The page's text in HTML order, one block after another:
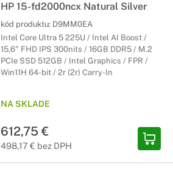
HP 15-fd2000ncx Natural Silver
kód produktu: D9MM0EA
Intel Core Ultra 5 225U / Intel AI Boost /
15,6" FHD IPS 300nits / 16GB DDR5 / M.2
PCIe SSD 512GB / Intel Graphics / FPR /
Win11H 64-bit / 2r (2r) Carry-In
NA SKLADE
612,75 €
498,17 € bez DPH